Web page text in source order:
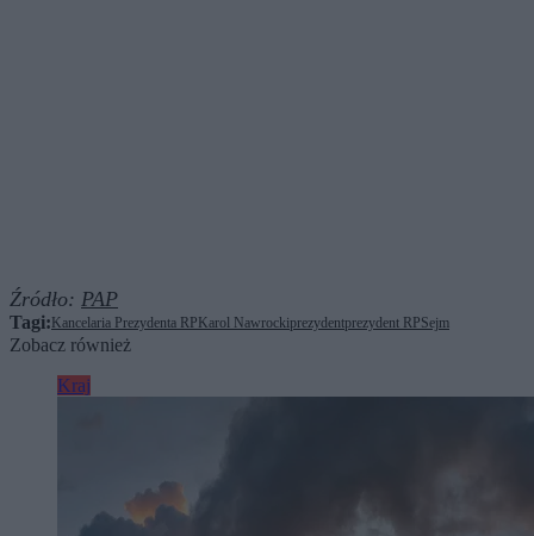
Źródło: PAP
Tagi: Kancelaria Prezydenta RP Karol Nawrockiprezydentprezydent RPSejm
Zobacz również
Kraj